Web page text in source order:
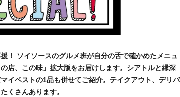
！ ソイソースのグルメ班が自分の舌で確かめたメニュ
店、この味」拡大版をお届けします。シアトルと縁深
イベストの1品も併せてご紹介。テイクアウト、デリバ
くさんあります。